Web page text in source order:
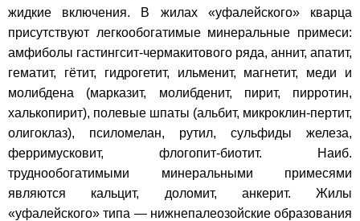
жидкие включения. В жилах «уфалейского» кварца
присутствуют легкообогатимые минеральные примеси:
амфиболы гастингсит-чермакитового ряда, аннит, апатит,
гематит, гётит, гидрогетит, ильменит, магнетит, меди и
молибдена (марказит, молибденит, пирит, пирротин,
халькопирит), полевые шпаты (альбит, микроклин-пертит,
олигоклаз), псиломелан, рутил, сульфиды железа,
ферримусковит, флогопит-биотит. Наиб.
труднообогатимыми минеральными примесями
являются кальцит, доломит, анкерит. Жилы
«уфалейского» типа — нижнепалеозойские образования